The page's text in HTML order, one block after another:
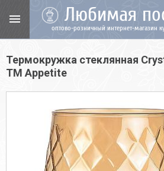
menu Любимая
оптово-розничный интернет-магазин
Термокружка стеклянная
TM Appetite